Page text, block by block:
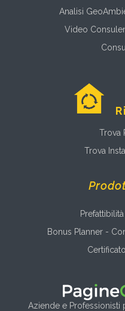
Analisi
Video
Trova
Trova
Bonus Planner -
Aziende e Professionisti